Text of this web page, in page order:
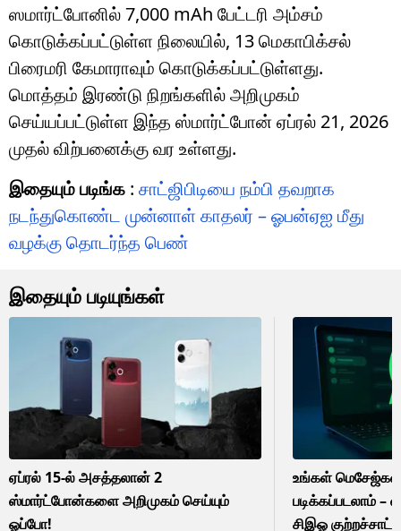
ஸமார்ட்போனில் 7,000 mAh பேட்டரி அம்சம்
கொடுக்கப்பட்டுள்ள நிலையில், 13 மெகாபிக்சல்
பிரைமரி கேமாராவும் கொடுக்கப்பட்டுள்ளது.
மொத்தம் இரண்டு நிறங்களில் அறிமுகம்
செய்யப்பட்டுள்ள இந்த ஸ்மார்ட்போன் ஏப்ரல் 21, 2026
முதல் விற்பனைக்கு வர உள்ளது.
இதையும் படிங்க : சாட்ஜிபிடியை நம்பி தவறாக
நடந்துகொண்ட முன்னாள் காதலர் – ஓபன்ஏஐ மீது
வழக்கு தொடர்ந்த பெண்
இதையும் படியுங்கள்
ஏப்ரல் 15-ல் அசத்தலான் 2
ஸ்மார்ட்போன்களை அறிமுகம் செய்யும்
ஓப்போ!
உங்கள் மெசேஜ்கள்
படிக்கப்படலாம் –
சிஇஓ